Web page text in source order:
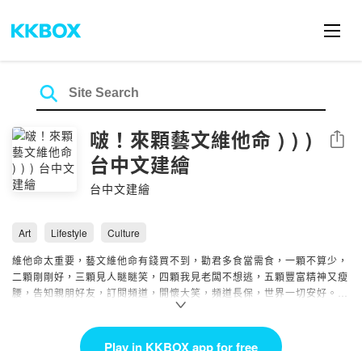
啵！來顆藝文維他命 ) ) )
台中文建繪
台中文建繪
Share
Art Lifestyle
Culture
維他命太重要，藝文維他命有錢買不到，勸君多食當需食，一顆不算少，
二顆剛剛好，三顆見人瞇瞇笑，四顆我見老闆不想逃，五顆豐富精神又瘦
腰，告知親朋好友，訂閱頻道，開懷大笑，頻道長保，世界一切安好。
Powered by Firstory Hosting
Play in KKBOX app for free